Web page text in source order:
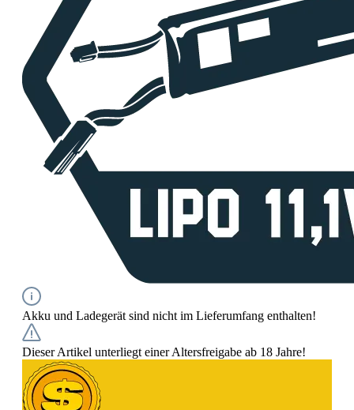
Akku und Ladegerät sind nicht im Lieferumfang enthalten!
Dieser Artikel unterliegt einer Altersfreigabe ab 18 Jahre!